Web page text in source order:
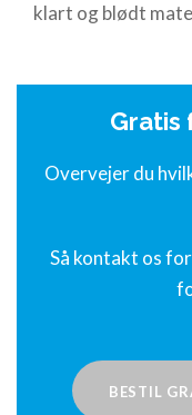
klart og blødt
Gratis
Overvejer du
Så kontakt os
BESTIL